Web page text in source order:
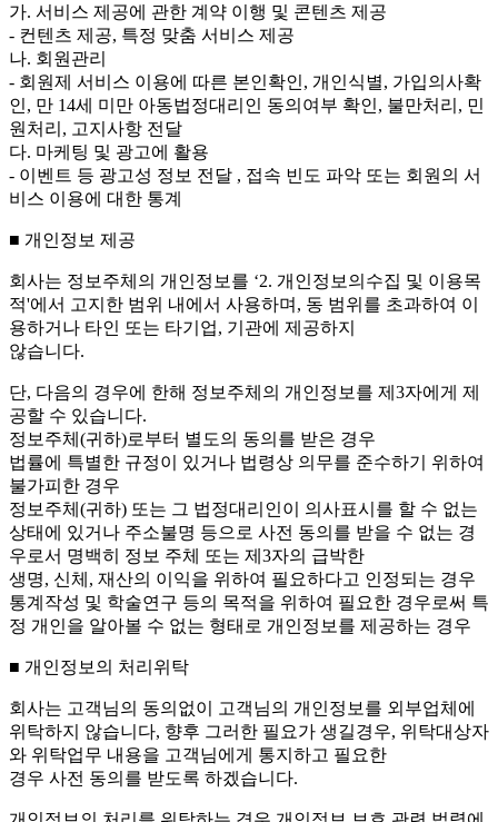
가. 서비스 제공에 관한 계약 이행 및 콘텐츠 제공
- 컨텐츠 제공, 특정 맞춤 서비스 제공
나. 회원관리
- 회원제 서비스 이용에 따른 본인확인, 개인식별, 가입의사확
인, 만 14세 미만 아동법정대리인 동의여부 확인, 불만처리, 민
원처리, 고지사항 전달
다. 마케팅 및 광고에 활용
- 이벤트 등 광고성 정보 전달 , 접속 빈도 파악 또는 회원의 서
비스 이용에 대한 통계
■ 개인정보 제공
회사는 정보주체의 개인정보를 ‘2. 개인정보의수집 및 이용목
적'에서 고지한 범위 내에서 사용하며, 동 범위를 초과하여 이
용하거나 타인 또는 타기업, 기관에 제공하지
않습니다.
단, 다음의 경우에 한해 정보주체의 개인정보를 제3자에게 제
공할 수 있습니다.
정보주체(귀하)로부터 별도의 동의를 받은 경우
법률에 특별한 규정이 있거나 법령상 의무를 준수하기 위하여
불가피한 경우
정보주체(귀하) 또는 그 법정대리인이 의사표시를 할 수 없는
상태에 있거나 주소불명 등으로 사전 동의를 받을 수 없는 경
우로서 명백히 정보 주체 또는 제3자의 급박한
생명, 신체, 재산의 이익을 위하여 필요하다고 인정되는 경우
통계작성 및 학술연구 등의 목적을 위하여 필요한 경우로써 특
정 개인을 알아볼 수 없는 형태로 개인정보를 제공하는 경우
■ 개인정보의 처리위탁
회사는 고객님의 동의없이 고객님의 개인정보를 외부업체에
위탁하지 않습니다, 향후 그러한 필요가 생길경우, 위탁대상자
와 위탁업무 내용을 고객님에게 통지하고 필요한
경우 사전 동의를 받도록 하겠습니다.